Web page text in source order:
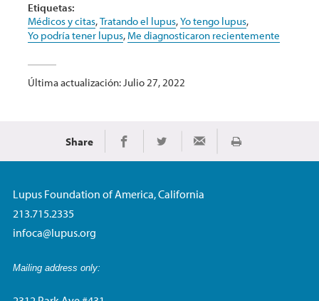
Etiquetas:
Médicos y citas,Tratando el lupus,Yo tengo lupus,
Yo podría tener lupus, Me diagnosticaron recientemente
Última actualización: Julio 27, 2022
Share Share on Facebook
Share on TwitterShare via EmailImprimir
Lupus Foundation of America, California
213.715.2335
infoca@lupus.org
Mailing address only: